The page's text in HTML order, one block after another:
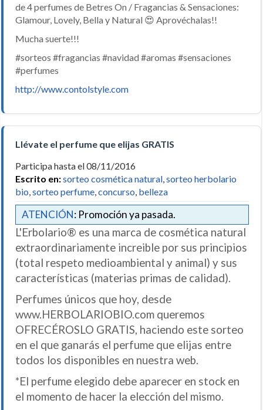
de 4 perfumes de Betres On / Fragancias & Sensaciones:
Glamour, Lovely, Bella y Natural 😍 Aprovéchalas!!
Mucha suerte!!!
#sorteos #fragancias #navidad #aromas #sensaciones
#perfumes
http://www.contolstyle.com
Llévate el perfume que elijas GRATIS
Participa hasta el 08/11/2016
Escrito en:sorteo cosmética natural,sorteo herbolario
bio,sorteo perfume,concurso, belleza
ATENCIÓN: Promoción ya pasada.
L'Erbolario® es una marca de cosmética natural
extraordinariamente increible por sus principios
(total respeto medioambiental y animal) y sus
características (materias primas de calidad).
Perfumes únicos que hoy, desde
www.HERBOLARIOBIO.com queremos
OFRECÉROSLO GRATIS, haciendo este sorteo
en el que ganarás el perfume que elijas entre
todos los disponibles en nuestra web.
*El perfume elegido debe aparecer en stock en
el momento de hacer la elección del mismo.